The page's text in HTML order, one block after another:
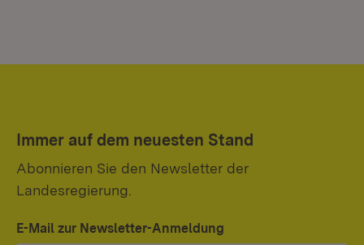
Immer auf dem neuesten Stand
Abonnieren Sie den Newsletter der
Landesregierung.
E-Mail zur Newsletter-Anmeldung